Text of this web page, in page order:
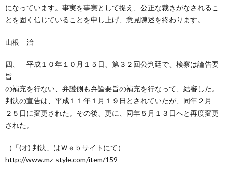
になっています。事実を事実として捉え、公正な裁きがなされるこ
とを固く信じていることを申し上げ、意見陳述を終わります。
山根 治
四、 平成１０年１０月１５日、第３２回公判廷で、検察は論告要
旨
の補充を行ない、弁護側も弁論要旨の補充を行なって、結審した。
判決の宣告は、平成１１年１月１９日とされていたが、同年２月
２５日に変更された。その後、更に、同年５月１３日へと再度変更
された。
（「(オ) 判決」はＷｅｂサイトにて）
http://www.mz-style.com/item/159